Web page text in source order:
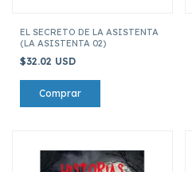
EL SECRETO DE LA ASISTENTA
(LA ASISTENTA 02)
$32.02 USD